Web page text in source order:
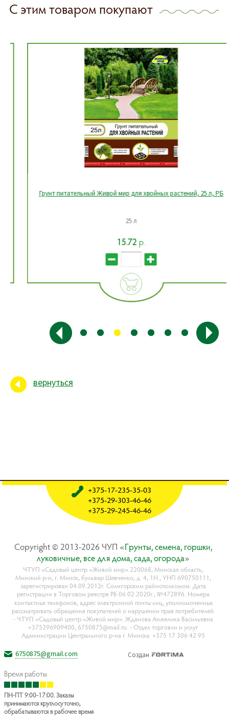
С этим товаром покупают
Грунт питательный Живой мир для хвойных растений, 25 л, РБ
15.72р.
вернуться
Copyright © 2013-2026 ЧУП «Гpyнты, ceмeнa, гopшки,
лyкoвичныe, вce для дoмa, caдa, oгopoдa»
ЧТУП «Садовый центр «Живой мир» 220068, Минская область,
Минский р-н, г. Минск, бульвар Шевченко, д. 4, 1Н., УНП 690750111,
зарегистрирован 04.09.2012г. Солигорским райисполкомом. Дата
регистрации в Торговом реестре РБ 06.02.2020г., №472896. Номера
контактных телефонов, адрес электронной почты лиц, уполномоченных
рассматривать обращения покупателей о нарушении прав потребителей:
- ЧТУП «Садовый центр «Живой мир»: Жданова Анжелика Васильевна
+375296909400, 6750875@mail.ru. - Отдел торговли и услуг
Администрации Центрального р-на г. Минска: +375 17 306 42 95
+375-17-235-35-03
+375-29-303-46-46
+375-29-245-46-46
6750875@gmail.com
Время работы:
ПН-ПТ 9:00-17:00. Заказы
принимаются круглосуточно,
обрабатываются в рабочее время
Создан